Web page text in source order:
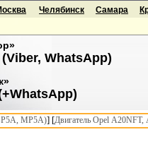
WhatsApp)
Челябинск Самара
MP5A)] [Двигатель Opel